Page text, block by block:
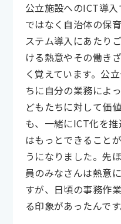
公立施設へのICT導
ではなく自治体の保
ステム導入にあたり
ける熱意やその働き
く覚えています。公
ちに自分の業務によ
どもたちに対して価
も、一緒にICT化を
はもっとできること
うになりました。先
員のみなさんは熱意
すが、日頃の事務作
る印象があったんです